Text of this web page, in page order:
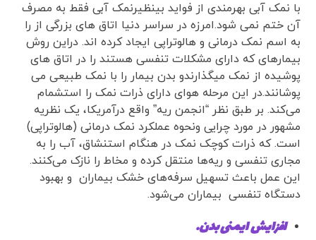
با نمک آبی بهرمندی از فواید بینظیرنمک آبی فقط به مصرف
آن ختم نمی شود.امرزه در سراسر دنیا اتاق های بزرگی از را
به اسم نمک درمانی و هالوتراپی ایجاد کرده اند. دراین روش
بیمارهای که دارای مشکلات تنفسی هستند را در اتاق های
پوشیده از نمک میگذارندو بدن بیمار را با نمک طبیعی می
پوشانند.در این مرحله هوای دارای ذرات نمک را استشمام
می‌کند. بر طبق نظر “انجمن ریه” واقع درآمریکا، یک نظریه
مشهور در مورد چرایی ونحوه عملکرد نمک‌ درمانی (هالوتراپی)
است. که ذرات کوچک نمک در هنگام استنشاق، آب را به
مجاری تنفسی و ریه‌ها منتقل کرده و مخاط را نازک می‌کنند.
این عمل باعث تسهیل سرفه‌های خشک بیماران و بهبود
دستگاه تنفسی بیماران می‌شود.
افزایش ایمنی بدن.